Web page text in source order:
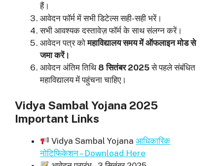
हैं।
आवेदन फॉर्म में सभी डिटेल्स सही-सही भरें।
सभी आवश्यक दस्तावेज़ फॉर्म के साथ संलग्न करें।
आवेदन पत्र कोमहाविद्यालय समय में ऑफलाइन मोड से
जमा करें।
आवेदन अंतिम तिथि 8 सितंबर 2025से पहले संबंधित
महाविद्यालय में पहुंचना चाहिए।
Vidya Sambal Yojana 2025
Important Links
Vidya Sambal Yojanaआधिकारिक
नोटिफिकेशन – Download Here